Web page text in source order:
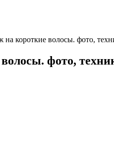
на короткие волосы. фото,
фото,